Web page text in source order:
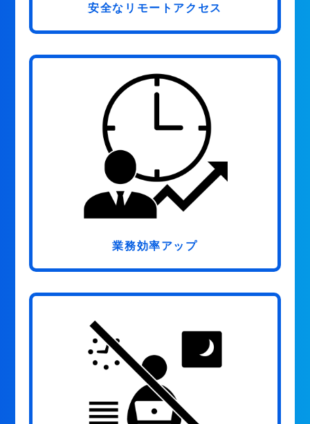
安全なリモートアクセス
業務効率アップ